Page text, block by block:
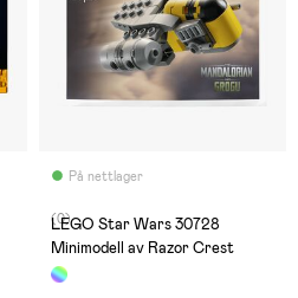
På nettlager
(0)
LEGO Star Wars 30728
Minimodell av Razor Crest